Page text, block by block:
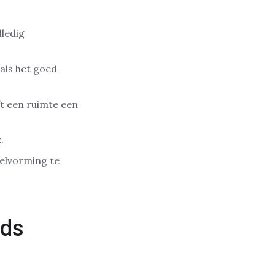
het goed
een ruimte een
te